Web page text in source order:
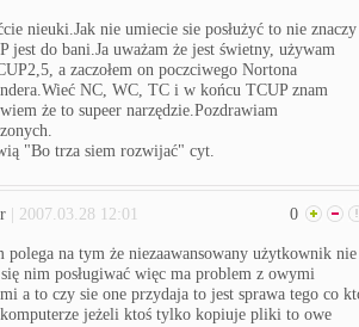
nieuki.Jak nie umiecie sie posłużyć to nie znaczy
jest do bani.Ja uważam że jest świetny, używam
a zaczołem on poczciwego Nortona
NC, WC, TC i w końcu TCUP znam
że to supeer narzędzie.Pozdrawiam
"Bo trza siem rozwijać" cyt.
| 2007.03.28 12:01 0
polega na tym że niezaawansowany użytkownik nie
nim posługiwać więc ma problem z owymi
a to czy sie one przydaja to jest sprawa tego co
jeżeli ktoś tylko kopiuje pliki to owe